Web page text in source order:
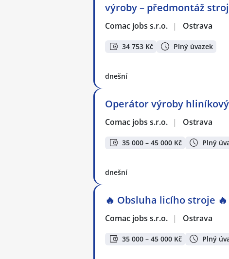
výroby – předmontáž
Comac jobs s.r.o. | Ostrava
34 753 Kč Plný úvazek
dnešní
Operátor výroby
Comac jobs s.r.o. | Ostrava
35 000 – 45 000 Kč Plný
dnešní
🔥 Obsluha licího stroje
Comac jobs s.r.o. | Ostrava
35 000 – 45 000 Kč Plný